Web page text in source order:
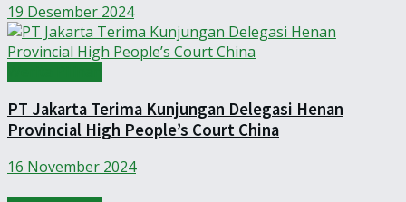
19 Desember 2024
PT Jakarta Terima Kunjungan Delegasi Henan
Provincial High People’s Court China
16 November 2024